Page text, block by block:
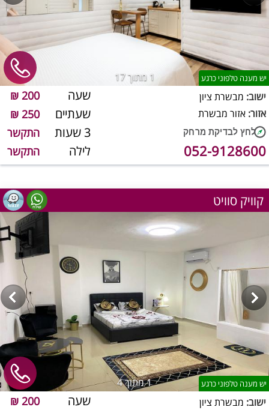
1 מתוך 17 יש מענה טלפוני כרגע
שעה 200 ₪
שעתיים 250 ₪
3 שעות התקשר
לילה התקשר
ישוב: מבשרת ציון
אזור: אזור מבשרת
052-9128600
קוויק סוויט
1מתוך 4 יש מענה טלפוני כרגע
שעה 200 ₪ ישוב: מבשרת ציון